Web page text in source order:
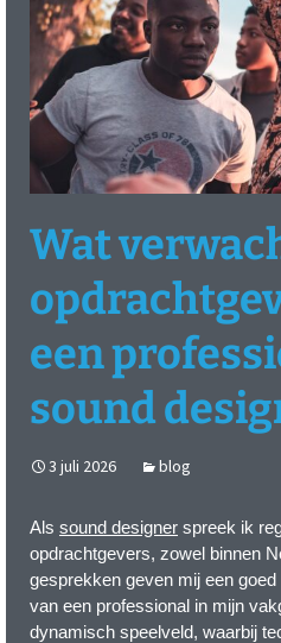
Wat
een
sound
3 juli 2026 blog
Als sound designer spreek ik
opdrachtgevers, zowel binnen
gesprekken geven mij een
van een professional in mijn
dynamisch speelveld, waarbij